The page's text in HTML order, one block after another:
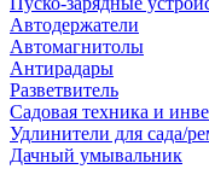
Автодержатели
Автомагнитолы
Антирадары
Разветвитель
Садовая техника и
Удлинители для сада/
Дачный умывальник